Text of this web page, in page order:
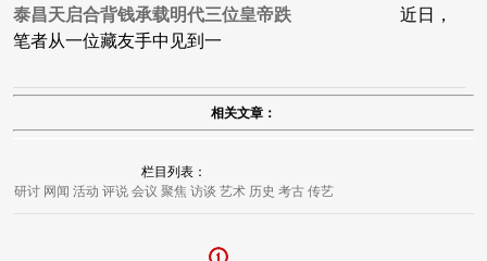
泰昌天启合背钱承载明代三位皇帝跌 近日，
笔者从一位藏友手中见到一
相关文章：
栏目列表：
研讨 网闻 活动 评说 会议 聚焦 访谈 艺术 历史 考古 传艺